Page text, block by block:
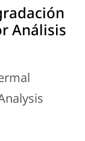
Análisis